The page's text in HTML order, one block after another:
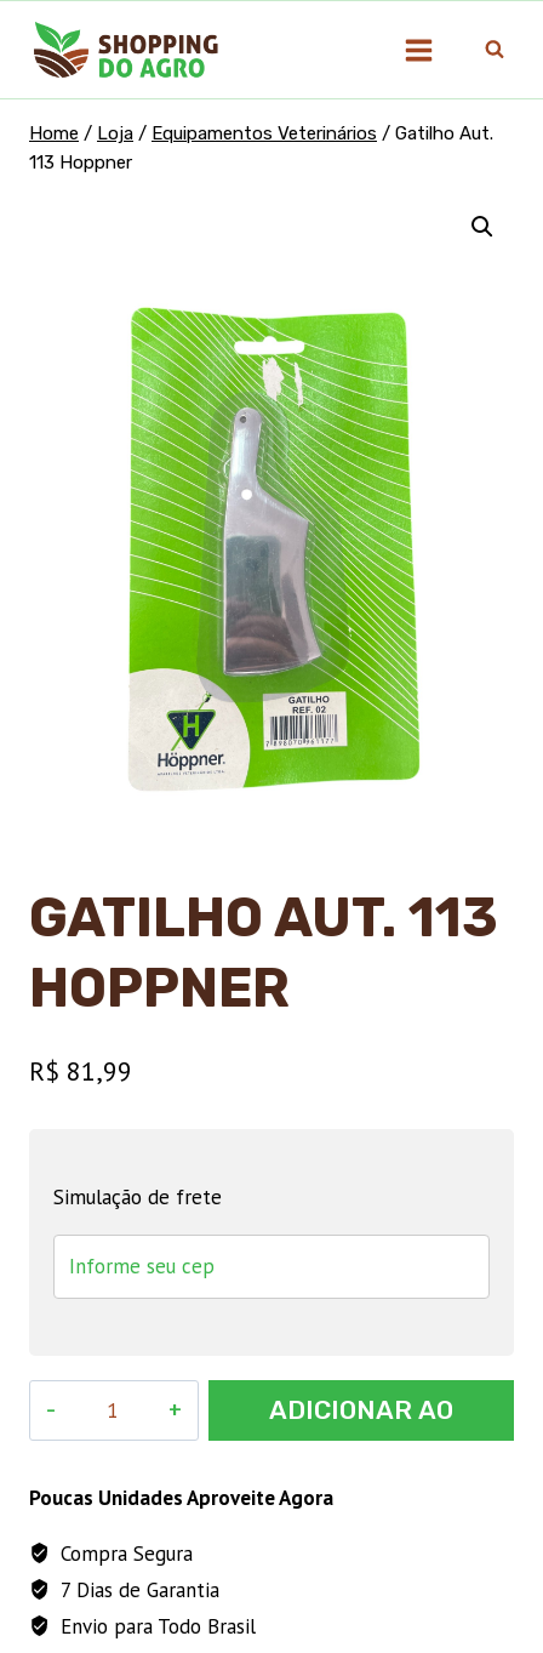
para
Home / Loja / Equipamentos Veterinários / Gatilho Aut.
113 Hoppner
GATILHO AUT. 113
HOPPNER
R$ 81,99
Simulação de frete
Hoppner
ADICIONAR AO
Poucas Unidades Aproveite Agora
Compra Segura
7 Dias de Garantia
Envio para Todo Brasil